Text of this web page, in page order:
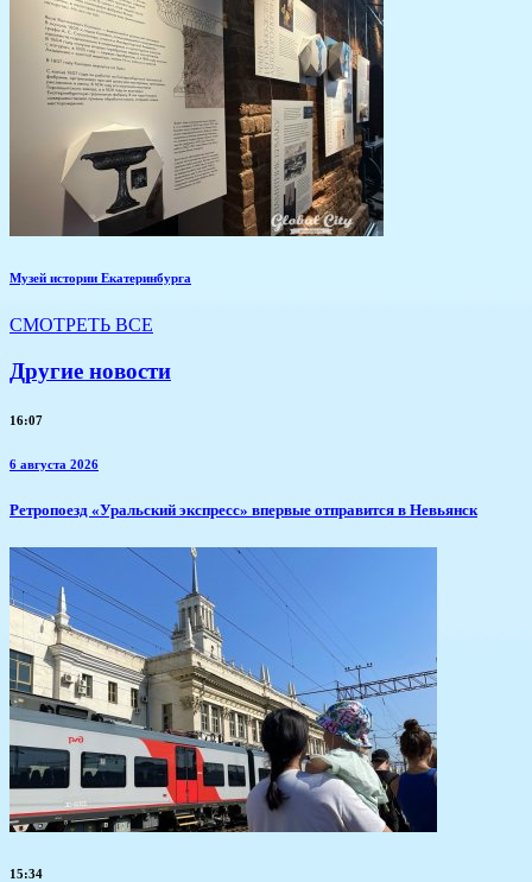
Музей истории Екатеринбурга
СМОТРЕТЬ ВСЕ
Другие новости
16:07
6 августа 2026
​Ретропоезд «Уральский экспресс» впервые отправится в Невьянск
15:34